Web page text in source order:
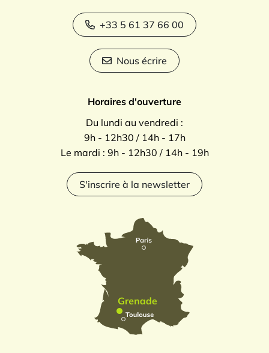
+33 5 61 37 66 00
Nous écrire
Horaires d'ouverture
Du lundi au vendredi :
9h - 12h30 / 14h - 17h
Le mardi : 9h - 12h30 / 14h - 19h
S'inscrire à la newsletter